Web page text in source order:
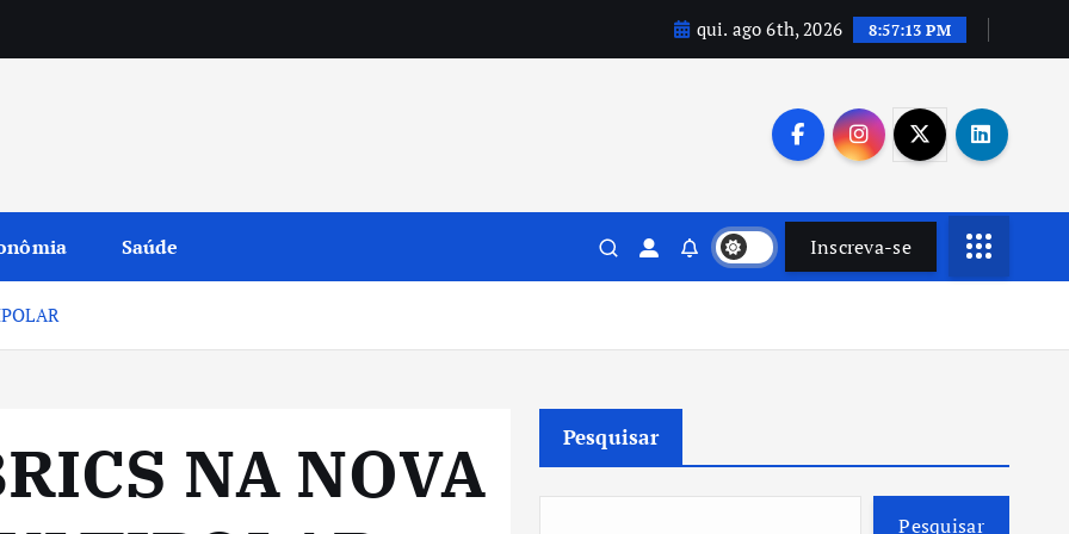
qui. ago 6th, 2026 8:57:14 PM
Saúde Inscreva-se
NA NOVA
Pesquisar
Pesquisar